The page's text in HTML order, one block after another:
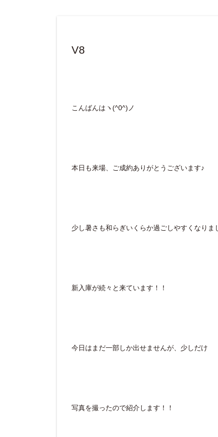
V8
こんばんはヽ(^0^)ノ
本日も来場、ご成約ありがとうございます♪
少し暑さも和らぎいくらか過ごしやすくなりま
新入庫が続々と来ています！！
今日はまだ一部しか出せませんが、少しだけ
写真を撮ったので紹介します！！